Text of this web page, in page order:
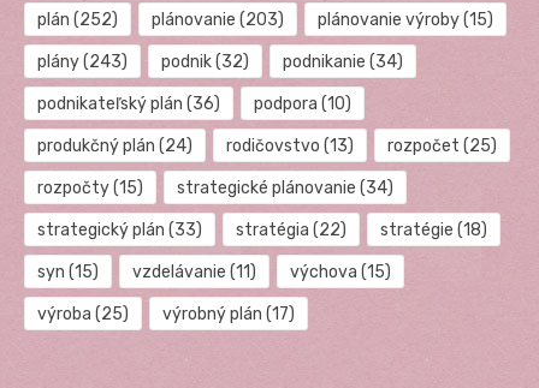
plán (252) plánovanie (203) plánovanie výroby(15)
plány(243) podnik(32) podnikanie (34)
podnikateľský plán (36) podpora (10)
produkčný plán (24) rodičovstvo (13) rozpočet (25)
rozpočty(15) strategické plánovanie (34)
strategický plán (33) stratégia (22) stratégie (18)
syn (15) vzdelávanie (11) výchova (15)
výroba (25) výrobný plán (17)